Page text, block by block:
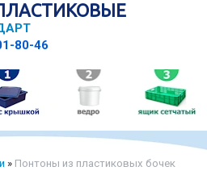
80-46
» Понтоны из пластиковых бочек